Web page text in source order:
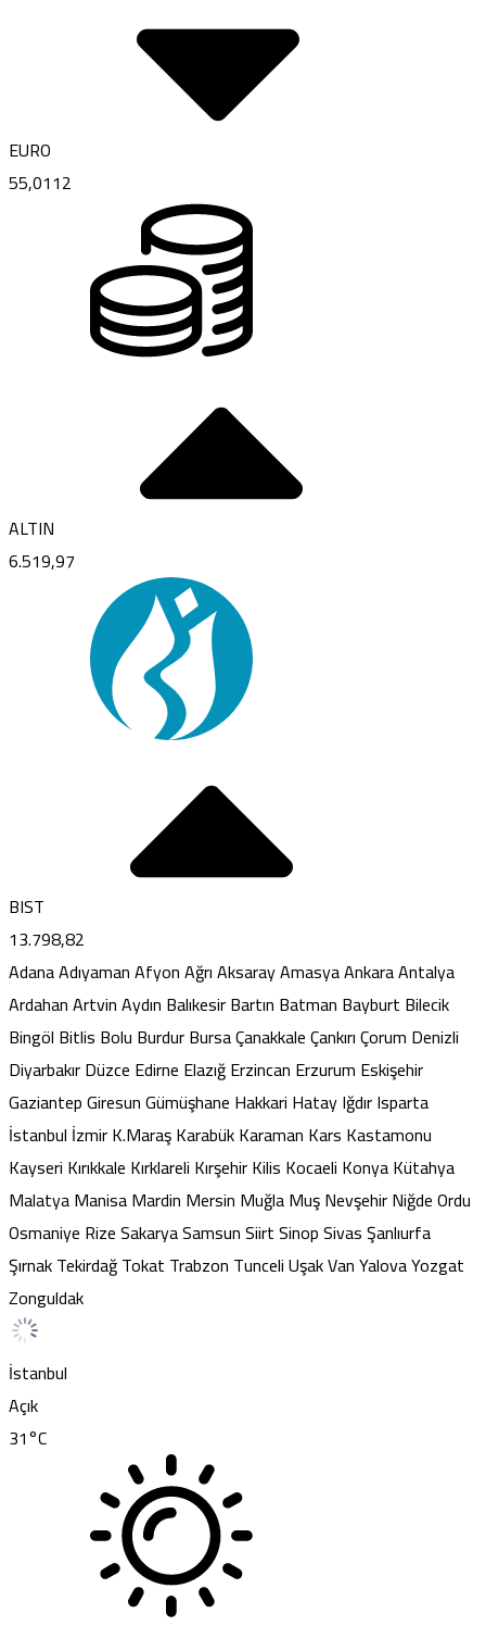
EURO
55,0112
ALTIN
6.519,97
BIST
13.798,82
AdanaAdıyamanAfyonAğrıAksarayAmasyaAnkaraAntalya
ArdahanArtvinAydın BalıkesirBartın Batman Bayburt Bilecik
Bingöl Bitlis Bolu BurdurBursaÇanakkaleÇankırıÇorum Denizli
DiyarbakırDüzce Edirne ElazığErzincan Erzurum Eskişehir
GaziantepGiresunGümüşhane Hakkari HatayIğdırIsparta
İstanbul İzmirK.MaraşKarabükKaraman Kars Kastamonu
Kayseri Kırıkkale Kırklareli KırşehirKilis Kocaeli KonyaKütahya
MalatyaManisaMardin Mersin MuğlaMuşNevşehirNiğdeOrdu
Osmaniye RizeSakaryaSamsunSiirtSinopSivasŞanlıurfa
ŞırnakTekirdağTokat Trabzon TunceliUşakVanYalovaYozgat
Zonguldak
İstanbul
Açık
31°C